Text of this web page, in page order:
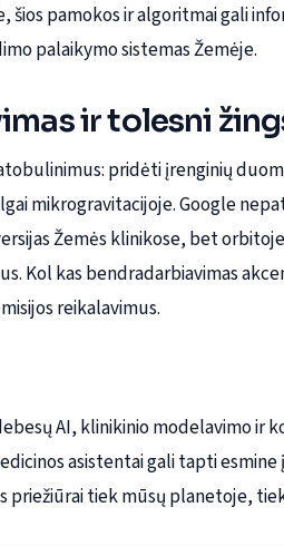
pamokos ir algoritmai gali
palaikymo sistemas Žemėje.
ir tolesni
pridėti įrenginių
mikrogravitacijoje. Google
Žemės klinikose, bet
Kol kas bendradarbiavimas
reikalavimus.
AI, klinikinio modelavimo ir
asistentai gali tapti
priežiūrai tiek mūsų planetoje,